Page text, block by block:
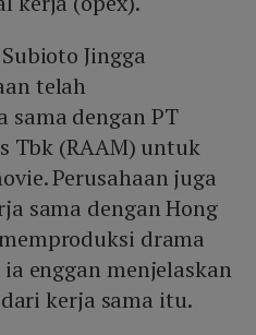
Jingga
telah
sama dengan PT
Tbk (RAAM) untuk
Perusahaan juga
sama dengan Hong
drama
enggan menjelaskan
kerja sama itu.